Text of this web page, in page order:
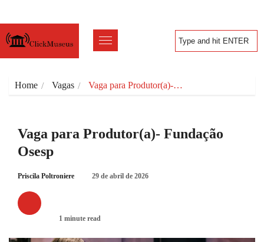
Home Vagas Vaga para Produtor(a)-…
Vaga para Produtor(a)- Fundação
Osesp
Priscila Poltroniere 29 de abril de 2026
1 minute read